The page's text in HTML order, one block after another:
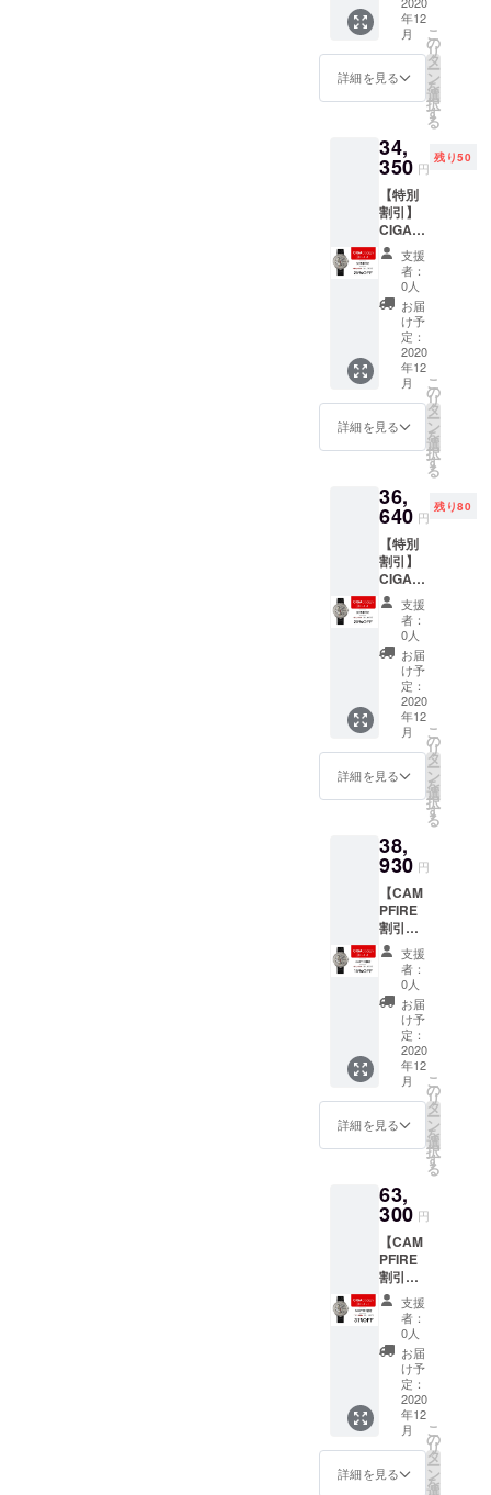
いま
す。 よ
り多く
の人が
快適に
16穴で
このモ
デルの
長さを
7％増や
しまし
た。 ス
トラッ
プ全体
の長さ
24.2cm
から
26cmに
伸びて
す。 新
しいシ
は、よ
り柔ら
かく人
間工学
に基づ
いてお
り、快
適さを
向上さ
せてい
ます。
より便
利なス
トラッ
プの取
と取り
外しの
クチェ
ンジ
ロック
タイト
スプリ
ング
バーで
す。 ＊
シリコ
ン製の
バンド
カラー
はお選
びいた
だけま
お届け
が遅延
可能性
がござ
います
事をご
了承く
ださ
い。 ＊
販売価
格は、
変更に
なる可
能性が
ござい
ます事
をご了
承くだ
さい。
プの取
り付け
と取り
外しの
ための
ロック
タイト
スプリ
ング
バーで
す。 ワ
ンタッ
チで簡
単にベ
ルト替
えが可
能で
す。 長
さ調整
できま
す。 素
材：304
にくい
コー
ティン
グメッ
キ加工
済み）
＊ステ
ンレス
製のバ
ンドカ
ラーは
お選び
いただ
けま
す。 ＊
が遅延
になる
います
事をご
了承く
ださ
い。 ＊
販売価
格は、
変更に
なる可
能性が
ござい
ます事
をご了
承くだ
さい。
定価格
45,800
円の
30%OF
F］
CIGA
MYシ
リーズ
チタン
スケル
トンメ
カニカ
ル
ウォッ
チ1個
シリコ
ンスト
ラップ1
個（ブ
ラッ
ク、ブ
ルー、
オレン
本革ス
トラッ
プ1個
付属品
CIGAデ
ザイン
ウォッ
チ ×1 シ
リコン
スト
ラップ
×1 ギフ
トレ
ザース
トラッ
プ×1
年12
月
詳細を見る
こ
の
リ
タ
ー
ン
を
選
択
す
る
34,
350 円
残り50
【特別
割引】
CIGA
Design
Watch
Set 特
別割引
25％
［一般
販売予
定価格
45,800
円の
25%OF
F］
CIGA
MYシ
リーズ
チタン
スケル
トンメ
カニカ
ル
ウォッ
チ1個
シリコ
ンスト
ラップ1
個（ブ
ラッ
ク、ブ
ルー、
オレン
革スト
ラップ1
個 付属
品 CIGA
デザイ
ン
ウォッ
チ ×1 シ
リコン
スト
ラップ
×1 ギフ
トレ
ザース
トラッ
プ×1
支援
者：
0人
お届
け予
定：
2020
年12
月
詳細を見る
こ
の
リ
タ
ー
ン
を
選
択
す
る
36,
640 円
残り80
【特別
割引】
CIGA
Design
Watch
Set 特
別割引
20％
［一般
販売予
定価格
45,800
円の
20%OF
F］
CIGA
MYシ
リーズ
チタン
スケル
トンメ
カニカ
ル
ウォッ
チ1個
シリコ
ンスト
ラップ1
個（ブ
ラッ
ク、ブ
ルー、
オレン
革スト
ラップ1
個 付属
品 CIGA
デザイ
ン
ウォッ
チ ×1 シ
リコン
スト
ラップ
×1 ギフ
トレ
ザース
トラッ
プ×1
支援
者：
0人
お届
け予
定：
2020
年12
月
詳細を見る
こ
の
リ
タ
ー
ン
を
選
択
す
る
38,
930 円
【CAM
PFIRE
割引】
CIGA
Design
Watch
Set 特
別割引
15％
［一般
販売予
定価格
45,800
円の
15%OF
F］
Design
MYシ
リーズ
チタン
スケル
トンメ
カニカ
ウォッ
チ1個
シリコ
ンスト
ラップ1
個（ブ
ラッ
ク、ブ
ルー、
支援
者：
0人
お届
け予
定：
2020
年12
月
詳細を見る
こ
の
リ
タ
ー
ン
を
選
択
す
る
63,
300 円
【CAM
PFIRE
割引】
CIGA
Design
Watch
Set 特
別割引
31％
［一般
販売予
定価格
91,600
円の
31%OF
支援
者：
0人
お届
け予
定：
2020
年12
月
詳細を見る
こ
の
リ
タ
ー
ン
を
選